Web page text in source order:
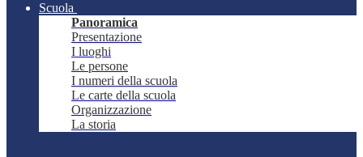
Scuola
Panoramica
Presentazione
I luoghi
Le persone
I numeri della scuola
Le carte della scuola
Organizzazione
La storia